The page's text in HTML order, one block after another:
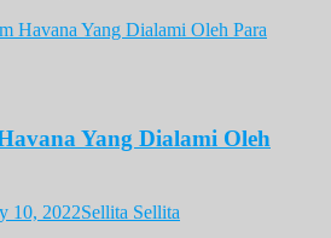
Yang Dialami Oleh
10, 2022Sellita Sellita